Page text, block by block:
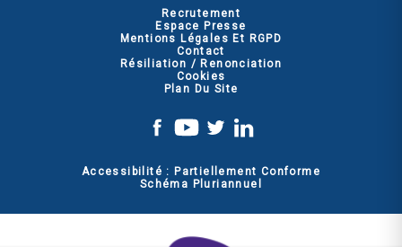
Recrutement
Espace Presse
Mentions Légales Et RGPD
Contact
Résiliation / Renonciation
Cookies
Plan Du Site
Accessibilité : Partiellement Conforme
Schéma Pluriannuel